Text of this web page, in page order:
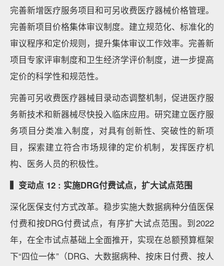
完善新增医疗服务项目和可另收费医疗器械价格管理。
完善新项目价格集体审议制度。建立规范化、标准化的
审议程序和定价规则，提升集体审议工作效率。完善新
项目专家评审制度和卫生经济学评价制度，进一步提高
定价的科学性和规范性。
完善可另收费医疗器械目录动态调整机制，促进医疗服
务新技术和新器械尽快投入临床应用。研究建立医疗服
务项目分类准入制度，对具有创新性、突破性的新项
目，探索建立符合市场规律的定价机制，发挥医疗机
构、医务人员的积极性。
▍变动点 12 : 实施DRG付费试点，扩大试点范围
深化医保支付方式改革。稳步实施大数据病种分值医保
付费和按DRG付费试点，有序扩大试点范围。到2022
年，在全市试点基础上全面推开，实现在总额预算框架
下“四位一体”（DRG、大数据病种、按床日付费、按人